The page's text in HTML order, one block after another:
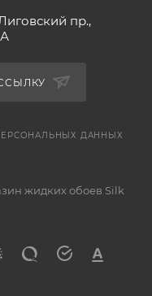
пр.,
ДАННЫХ
жидких обоев Silk